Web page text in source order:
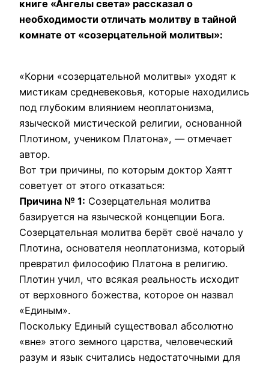
книге «Ангелы света» рассказал о
необходимости отличать молитву в тайной
комнате от «созерцательной молитвы»:
«Корни «созерцательной молитвы» уходят к
мистикам средневековья, которые находились
под глубоким влиянием неоплатонизма,
языческой мистической религии, основанной
Плотином, учеником Платона», — отмечает
автор.
Вот три причины, по которым доктор Хаятт
советует от этого отказаться:
Причина № 1: Созерцательная молитва
базируется на языческой концепции Бога.
Созерцательная молитва берёт своё начало у
Плотина, основателя неоплатонизма, который
превратил философию Платона в религию.
Плотин учил, что всякая реальность исходит
от верховного божества, которое он назвал
«Единым».
Поскольку Единый существовал абсолютно
«вне» этого земного царства, человеческий
разум и язык считались недостаточными для